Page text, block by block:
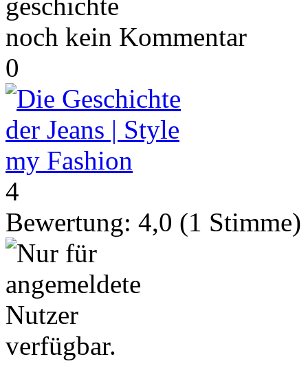
noch kein Kommentar
0
4
Bewertung: 4,0 (1 Stimme)